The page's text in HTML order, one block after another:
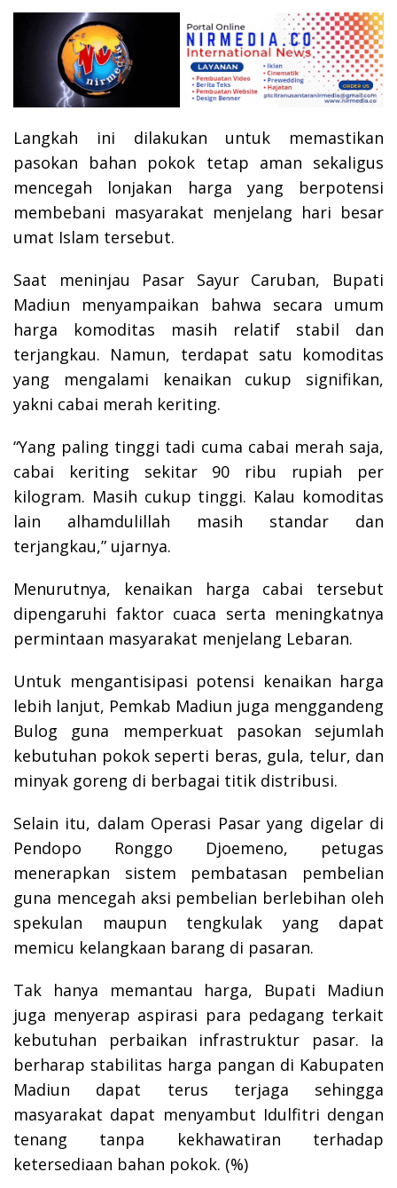
Langkah ini dilakukan untuk memastikan
pasokan bahan pokok tetap aman sekaligus
mencegah lonjakan harga yang berpotensi
membebani masyarakat menjelang hari besar
umat Islam tersebut.
Saat meninjau Pasar Sayur Caruban, Bupati
Madiun menyampaikan bahwa secara umum
harga komoditas masih relatif stabil dan
terjangkau. Namun, terdapat satu komoditas
yang mengalami kenaikan cukup signifikan,
yakni cabai merah keriting.
“Yang paling tinggi tadi cuma cabai merah saja,
cabai keriting sekitar 90 ribu rupiah per
kilogram. Masih cukup tinggi. Kalau komoditas
lain alhamdulillah masih standar dan
terjangkau,” ujarnya.
Menurutnya, kenaikan harga cabai tersebut
dipengaruhi faktor cuaca serta meningkatnya
permintaan masyarakat menjelang Lebaran.
Untuk mengantisipasi potensi kenaikan harga
lebih lanjut, Pemkab Madiun juga menggandeng
Bulog guna memperkuat pasokan sejumlah
kebutuhan pokok seperti beras, gula, telur, dan
minyak goreng di berbagai titik distribusi.
Selain itu, dalam Operasi Pasar yang digelar di
Pendopo Ronggo Djoemeno, petugas
menerapkan sistem pembatasan pembelian
guna mencegah aksi pembelian berlebihan oleh
spekulan maupun tengkulak yang dapat
memicu kelangkaan barang di pasaran.
Tak hanya memantau harga, Bupati Madiun
juga menyerap aspirasi para pedagang terkait
kebutuhan perbaikan infrastruktur pasar. Ia
berharap stabilitas harga pangan di Kabupaten
Madiun dapat terus terjaga sehingga
masyarakat dapat menyambut Idulfitri dengan
tenang tanpa kekhawatiran terhadap
ketersediaan bahan pokok. (%)